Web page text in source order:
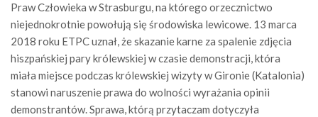
Praw Człowieka w Strasburgu, na którego orzecznictwo
niejednokrotnie powołują się środowiska lewicowe. 13 marca
2018 roku ETPC uznał, że skazanie karne za spalenie zdjęcia
hiszpańskiej pary królewskiej w czasie demonstracji, która
miała miejsce podczas królewskiej wizyty w Gironie (Katalonia)
stanowi naruszenie prawa do wolności wyrażania opinii
demonstrantów. Sprawa, którą przytaczam dotyczyła